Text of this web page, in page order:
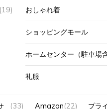
(19) おしゃれ着
ショッピングモール
ホームセンター（駐車場
礼服
(33) Amazon (22) プラ